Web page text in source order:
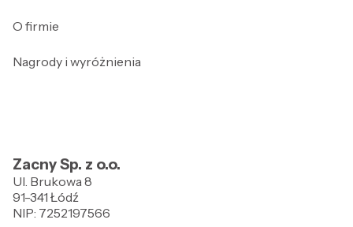
O firmie
Nagrody i wyróżnienia
Zacny Sp. z o.o.
Ul. Brukowa 8
91-341 Łódź
NIP: 7252197566